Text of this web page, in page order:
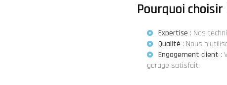
Pourquoi choisir
Expertise : Nos
Qualité : Nous
Engagement client :
garage satisfait.